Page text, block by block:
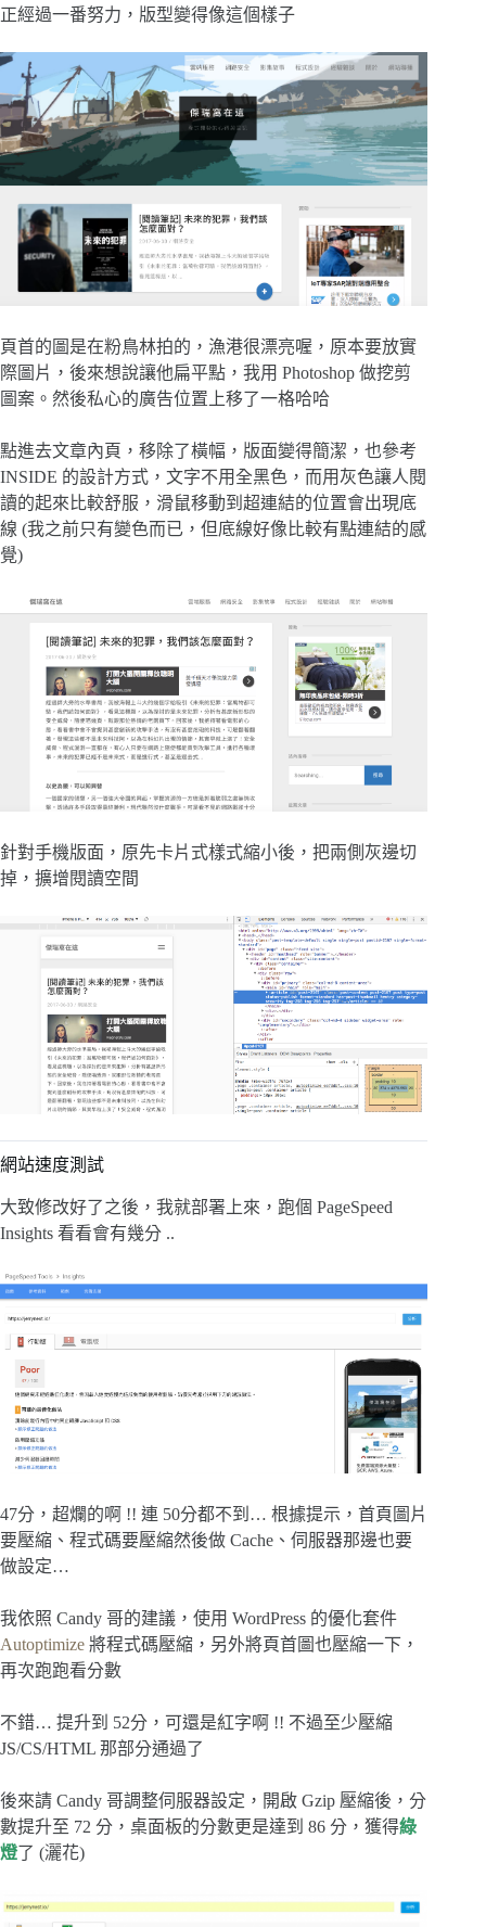
正經過一番努力，版型變得像這個樣子
頁首的圖是在粉鳥林拍的，漁港很漂亮喔，原本要放實
際圖片，後來想說讓他扁平點，我用 Photoshop 做挖剪
圖案。然後私心的廣告位置上移了一格哈哈
點進去文章內頁，移除了橫幅，版面變得簡潔，也參考
INSIDE 的設計方式，文字不用全黑色，而用灰色讓人閱
讀的起來比較舒服，滑鼠移動到超連結的位置會出現底
線 (我之前只有變色而已，但底線好像比較有點連結的感
覺)
針對手機版面，原先卡片式樣式縮小後，把兩側灰邊切
掉，擴增閱讀空間
網站速度測試
大致修改好了之後，我就部署上來，跑個 PageSpeed
Insights 看看會有幾分 ..
47分，超爛的啊 !! 連 50分都不到… 根據提示，首頁圖片
要壓縮、程式碼要壓縮然後做 Cache、伺服器那邊也要
做設定…
我依照 Candy 哥的建議，使用 WordPress 的優化套件
Autoptimize 將程式碼壓縮，另外將頁首圖也壓縮一下，
再次跑跑看分數
不錯… 提升到 52分，可還是紅字啊 !! 不過至少壓縮
JS/CS/HTML 那部分通過了
後來請 Candy 哥調整伺服器設定，開啟 Gzip 壓縮後，分
數提升至 72 分，桌面板的分數更是達到 86 分，獲得綠
燈了 (灑花)